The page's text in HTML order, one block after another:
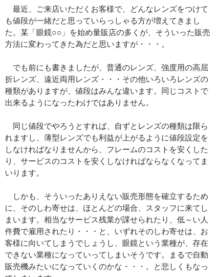
最近、ご来店いただくお客様で、どんなレンズをつけて
も値段が一緒だと思っていらっしゃる方が増えてきまし
た。某「眼鏡○○」を始め量販店の多くが、そういった販売
方法に変わってきた為だと思いますが・・・。
でも前にも書きましたが、普通のレンズ、強度用の高屈
折レンズ、遠近両用レンズ・・・その他いろいろレンズの
種類がありますが、値段はみんな違います。同じコストで
出来るようになったわけではありません。
同じ値段でやろうとすれば、自ずとレンズの種類は限ら
れますし、薄型レンズでも利益が上がるように値段設定を
しなければなりませんから、フレームのコストを安くした
り、サービスのコストを安くしなければならなくなってま
いります。
しかも、そういったありえない販売形態を確立するため
に、そのしわ寄せは、ほとんどの場合、スタッフに来てし
まいます。相当なサービス残業が課せられたり、低～い人
件費で雇用されたり・・・と、いずれそのしわ寄せは、お
客様に向いてしまうでしょうし、眼鏡という業種が、存在
できない業種になっていってしまいそうです。まるで自動
販売機みたいになっていくのかな・・・。と悲しくもなっ